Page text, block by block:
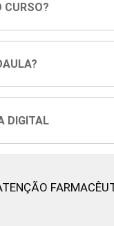
CURSO?
DIGITAL